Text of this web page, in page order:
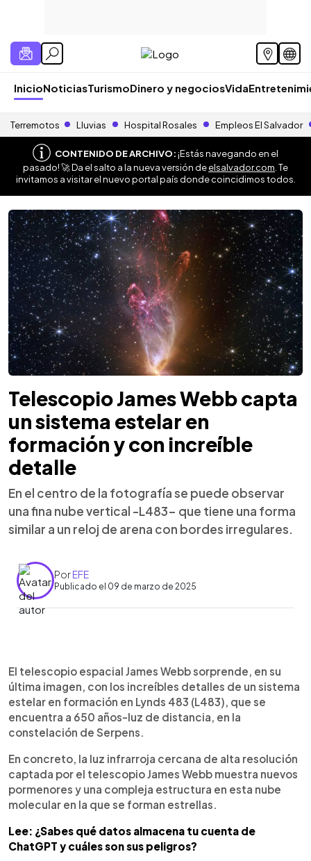
InicioNoticiasTurismoDinero y negociosVida
Terremotos Lluvias Hospital Rosales Empleos El Salvador
CONTENIDO DE ARCHIVO:¡Estás navegando en el
pasado! 🚀 Da el salto a la nueva versión deelsalvador.com . Te
invitamos a visitar el nuevo portal país donde coincidimos todos.
Telescopio James Webb capta
un sistema estelar en
formación y con increíble
detalle
En el centro de la fotografía se puede observar
una fina nube vertical -L483- que tiene una forma
similar a un reloj de arena con bordes irregulares.
PorEFE
Publicado el 09 de marzo de 2025
Escuchar artículo
El telescopio espacial James Webb sorprende, en su
última imagen, con los increíbles detalles de un sistema
estelar en formación en Lynds 483 (L483), que se
encuentra a 650 años-luz de distancia, en la
constelación de Serpens.
En concreto, la luz infrarroja cercana de alta resolución
captada por el telescopio James Webb muestra nuevos
pormenores y una compleja estructura en esta nube
molecular en la que se forman estrellas.
Lee: ¿Sabes qué datos almacena tu cuenta de
ChatGPT y cuáles son sus peligros?